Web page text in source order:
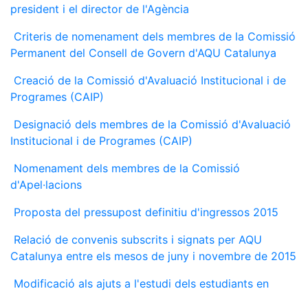
president i el director de l'Agència
Criteris de nomenament dels membres de la Comissió
Permanent del Consell de Govern d'AQU Catalunya
Creació de la Comissió d'Avaluació Institucional i de
Programes (CAIP)
Designació dels membres de la Comissió d'Avaluació
Institucional i de Programes (CAIP)
Nomenament dels membres de la Comissió
d'Apel·lacions
Proposta del pressupost definitiu d'ingressos 2015
Relació de convenis subscrits i signats per AQU
Catalunya entre els mesos de juny i novembre de 2015
Modificació als ajuts a l'estudi dels estudiants en